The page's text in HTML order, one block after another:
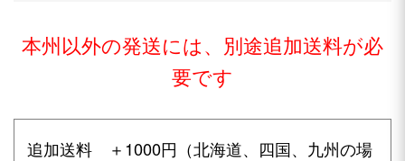
本州以外の発送には、別途追加送料が必
要です
追加送料 ＋1000円（北海道、四国、九州の場